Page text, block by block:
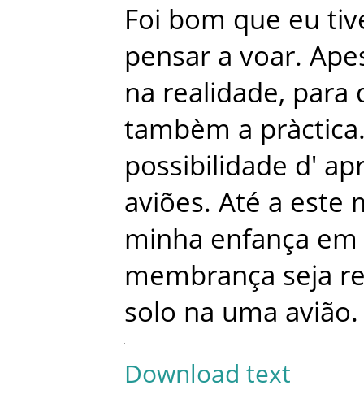
Foi bom que eu
pensar a voar.
na realidade, para
tambèm a pràctica
possibilidade d'
aviões. Até a este
minha enfança em
membrança seja
solo na uma avião.
Download text